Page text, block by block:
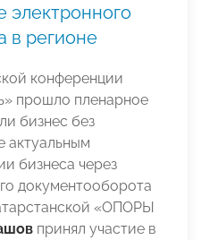
электронного
в регионе
конференции
прошло пленарное
бизнес без
актуальным
бизнеса через
документооборота
«ОПОРЫ
принял участие в